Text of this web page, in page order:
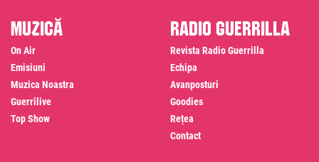
Muzică
On Air
Emisiuni
Muzica Noastra
Guerrilive
Top Show
Radio Guerrilla
Revista Radio Guerrilla
Echipa
Avanposturi
Goodies
Rețea
Contact